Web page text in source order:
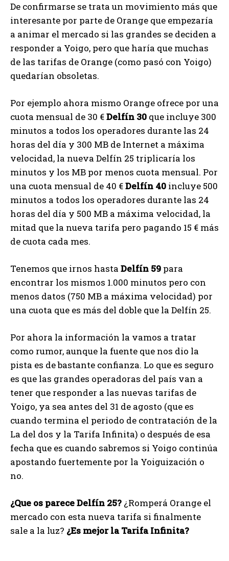
De confirmarse se trata un movimiento más que
interesante por parte de Orange que empezaría
a animar el mercado si las grandes se deciden a
responder a Yoigo, pero que haría que muchas
de las tarifas de Orange (como pasó con Yoigo)
quedarían obsoletas.
Por ejemplo ahora mismo Orange ofrece por una
cuota mensual de 30 €Delfín 30 que incluye 300
minutos a todos los operadores durante las 24
horas del día y 300 MB de Internet a máxima
velocidad, la nueva Delfín 25 triplicaría los
minutos y los MB por menos cuota mensual. Por
una cuota mensual de 40 €Delfín 40 incluye 500
minutos a todos los operadores durante las 24
horas del día y 500 MB a máxima velocidad, la
mitad que la nueva tarifa pero pagando 15 € más
de cuota cada mes.
Tenemos que irnos hasta Delfín 59 para
encontrar los mismos 1.000 minutos pero con
menos datos (750 MB a máxima velocidad) por
una cuota que es más del doble que la Delfín 25.
Por ahora la información la vamos a tratar
como rumor, aunque la fuente que nos dio la
pista es de bastante confianza. Lo que es seguro
es que las grandes operadoras del país van a
tener que responder a las nuevas tarifas de
Yoigo, ya sea antes del 31 de agosto (que es
cuando termina el periodo de contratación de la
La del dos y la Tarifa Infinita) o después de esa
fecha que es cuando sabremos si Yoigo continúa
apostando fuertemente por la Yoiguización o
no.
¿Que os parece Delfín 25? ¿Romperá Orange el
mercado con esta nueva tarifa si finalmente
sale a la luz? ¿Es mejor la Tarifa Infinita?